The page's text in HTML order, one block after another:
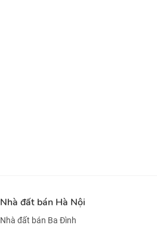
Nhà đất bán Hà Nội
Nhà đất bán Ba Đình